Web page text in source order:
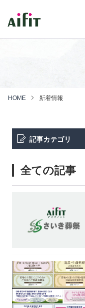
HOME 新着情報
記事カテゴリ
全ての記事